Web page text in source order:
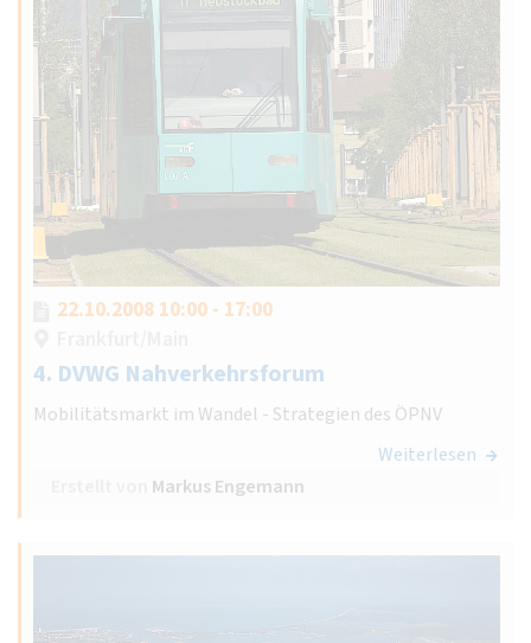
22.10.2008 10:00 - 17:00
4. DVWG Nahverkehrsforum
Mobilitätsmarkt im Wandel - Strategien des ÖPNV
Weiterlesen
Markus Engemann